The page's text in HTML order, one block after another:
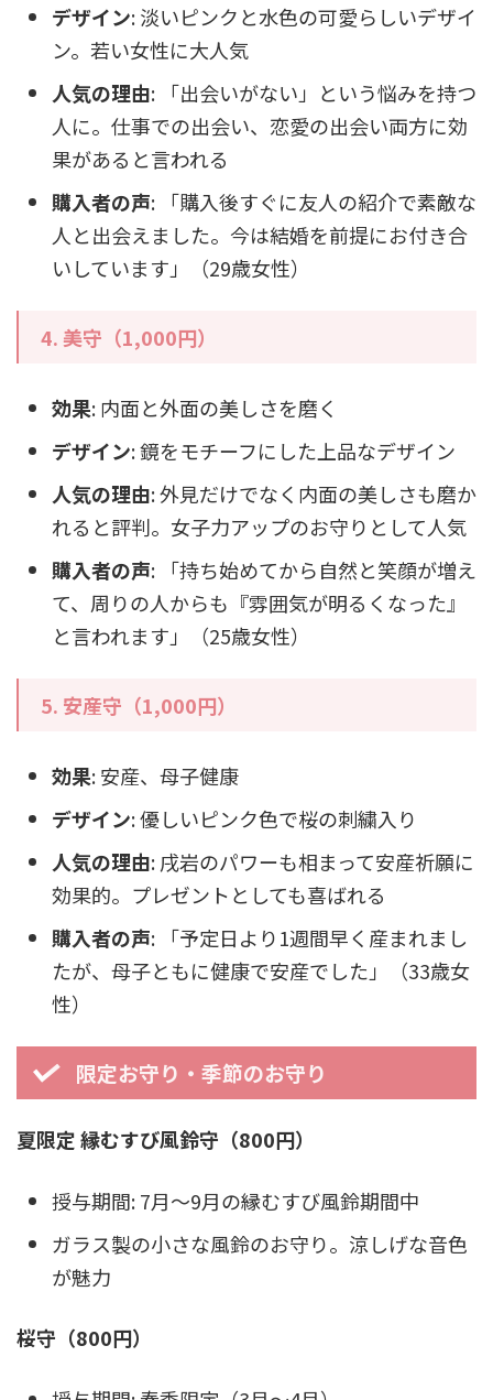
デザイン: 淡いピンクと水色の可愛らしいデザイ
ン。若い女性に大人気
人気の理由: 「出会いがない」という悩みを持つ
人に。仕事での出会い、恋愛の出会い両方に効
果があると言われる
購入者の声: 「購入後すぐに友人の紹介で素敵な
人と出会えました。今は結婚を前提にお付き合
いしています」（29歳女性）
4. 美守（1,000円）
効果: 内面と外面の美しさを磨く
デザイン: 鏡をモチーフにした上品なデザイン
人気の理由: 外見だけでなく内面の美しさも磨か
れると評判。女子力アップのお守りとして人気
購入者の声: 「持ち始めてから自然と笑顔が増え
て、周りの人からも『雰囲気が明るくなった』
と言われます」（25歳女性）
5. 安産守（1,000円）
効果: 安産、母子健康
デザイン: 優しいピンク色で桜の刺繍入り
人気の理由: 戌岩のパワーも相まって安産祈願に
効果的。プレゼントとしても喜ばれる
購入者の声: 「予定日より1週間早く産まれまし
たが、母子ともに健康で安産でした」（33歳女
性）
限定お守り・季節のお守り
夏限定 縁むすび風鈴守（800円）
授与期間: 7月〜9月の縁むすび風鈴期間中
ガラス製の小さな風鈴のお守り。涼しげな音色
が魅力
桜守（800円）